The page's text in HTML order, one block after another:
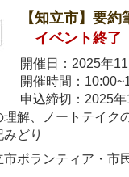
【知立市】要
イベント終了
開催日：2025年11
開催時間：
申込締切：2025年
理解、ノートテイ
どり
市ボランティア・市